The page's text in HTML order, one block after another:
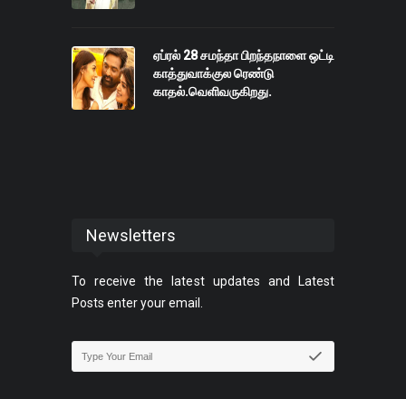
ஏப்ரல் 28 சமந்தா பிறந்தநாளை ஒட்டி
காத்துவாக்குல ரெண்டு
காதல்.வெளிவருகிறது.
Newsletters
To receive the latest updates and Latest
Posts enter your email.